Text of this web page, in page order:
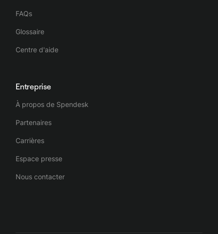
FAQs
Glossaire
Centre d'aide
Entreprise
À propos de Spendesk
Partenaires
Carrières
Espace presse
Nous contacter